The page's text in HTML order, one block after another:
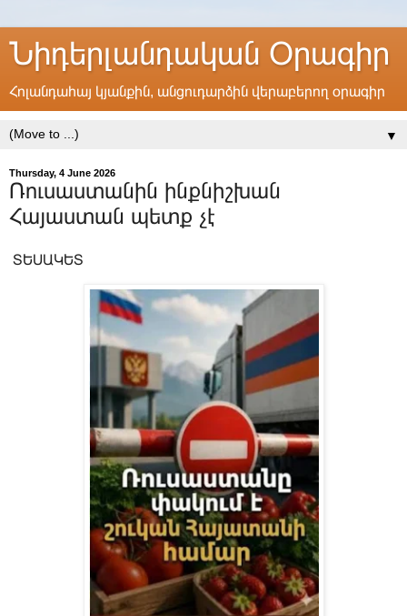
Նիդերլանդական Օրագիր
Հոլանդահայ կյանքին, անցուդարձին վերաբերող օրագիր
▼
Thursday, 4 June 2026
Ռուսաստանին ինքնիշխան
Հայաստան պետք չէ
ՏԵՍԱԿԵՏ